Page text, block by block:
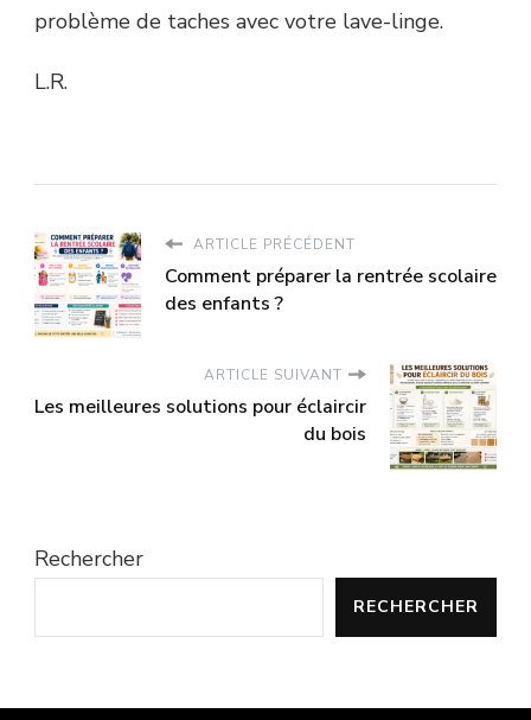
problème de taches avec votre lave-linge.
L.R.
ARTICLE PRÉCÉDENT
Comment préparer la rentrée scolaire
des enfants ?
ARTICLE SUIVANT
Les meilleures solutions pour éclaircir
du bois
Rechercher
RECHERCHER